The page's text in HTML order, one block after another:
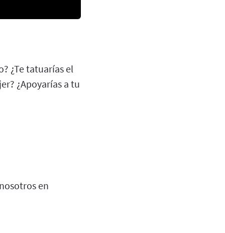
¿Te tatuarías el
¿Apoyarías a tu
en